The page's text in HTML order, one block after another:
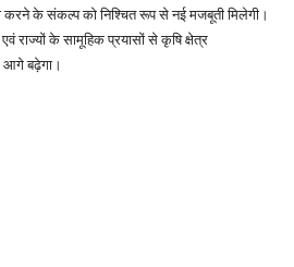
करने के संकल्प को निश्चित रूप से नई मजबूती मिलेगी।
राज्यों के सामूहिक प्रयासों से कृषि क्षेत्र
आगे बढ़ेगा।